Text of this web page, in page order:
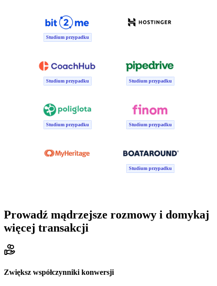
Studium przypadku
Studium przypadku Studium przypadku
Studium przypadku Studium przypadku
Studium przypadku
Prowadź mądrzejsze rozmowy i domykaj
więcej transakcji
Zwiększ współczynniki konwersji